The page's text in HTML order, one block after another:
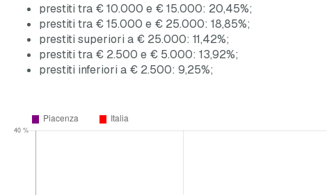
prestiti tra € 10.000 e € 15.000: 20,45%;
prestiti tra € 15.000 e € 25.000: 18,85%;
prestiti superiori a € 25.000: 11,42%;
prestiti tra € 2.500 e € 5.000: 13,92%;
prestiti inferiori a € 2.500: 9,25%;